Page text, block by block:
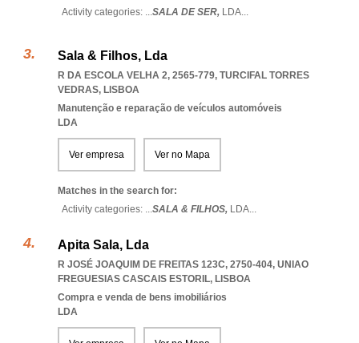
Activity categories: ...SALA DE SER, LDA...
Sala & Filhos, Lda
R DA ESCOLA VELHA 2, 2565-779, TURCIFAL TORRES
VEDRAS, LISBOA
Manutenção e reparação de veículos automóveis
LDA
Ver empresa Ver no Mapa
Matches in the search for:
Activity categories: ...SALA & FILHOS, LDA...
Apita Sala, Lda
R JOSÉ JOAQUIM DE FREITAS 123C, 2750-404, UNIAO
FREGUESIAS CASCAIS ESTORIL, LISBOA
Compra e venda de bens imobiliários
LDA